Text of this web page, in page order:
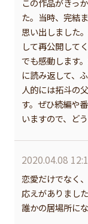
この作品がきっ
た。当時、完結
思い出しました
して再公開して
でも感動します
に読み返して、
人的には拓斗の
す。ぜひ続編や
いますので、ど
2020.04.08
恋愛だけでなく
応えがありました
誰かの居場所に